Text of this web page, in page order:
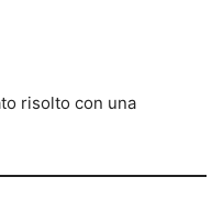
risolto con una